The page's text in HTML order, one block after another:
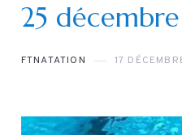
25
FTNATATION 17